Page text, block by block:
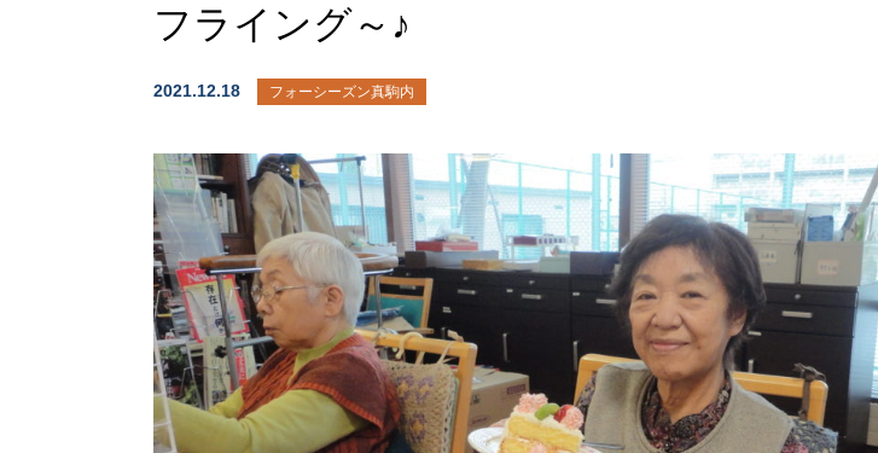
フライング～♪
2021.12.18 フォーシーズン真駒内